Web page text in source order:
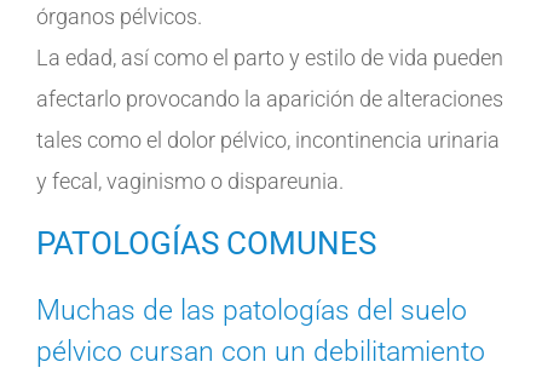
órganos pélvicos.
La edad, así como el parto y estilo de vida pueden
afectarlo provocando la aparición de alteraciones
tales como el dolor pélvico, incontinencia urinaria
y fecal, vaginismo o dispareunia.
PATOLOGÍAS COMUNES
Muchas de las patologías del suelo
pélvico cursan con un debilitamiento